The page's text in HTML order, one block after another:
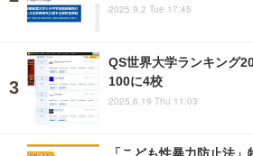
2025.9.2 Tue 17:45
QS世界大学ランキング
100に4校
2025.6.19 Thu 11:03